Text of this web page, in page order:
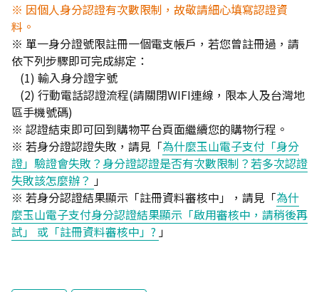
※ 因個人身分認證有次數限制，故敬請細心填寫認證資
料。
※ 單一身分證號限註冊一個電支帳戶，若您曾註冊過，請
依下列步驟即可完成綁定：
(1) 輸入身分證字號
(2) 行動電話認證流程(請關閉WIFI連線，限本人及台灣地
區手機號碼)
※ 認證結束即可回到購物平台頁面繼續您的購物行程。
※ 若身分證認證失敗，請見「為什麼玉山電子支付「身分
證」驗證會失敗？身分證認證是否有次數限制？若多次認證
失敗該怎麼辦？ 」
※ 若身分認證結果顯示「註冊資料審核中」，請見「為什
麼玉山電子支付身分認證結果顯示「啟用審核中，請稍後再
試」 或「註冊資料審核中」? 」